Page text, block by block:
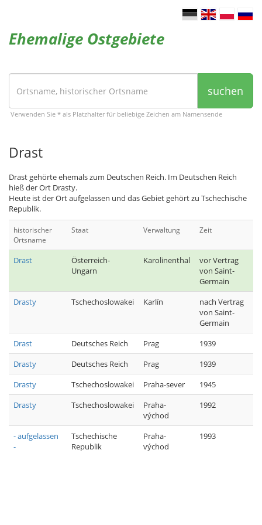
Ehemalige Ostgebiete
suchen
Verwenden Sie * als Platzhalter für beliebige Zeichen am Namensende
Drast
Drast gehörte ehemals zum Deutschen Reich. Im Deutschen Reich
hieß der Ort Drasty.
Heute ist der Ort aufgelassen und das Gebiet gehört zu Tschechische
Republik.
historischer
Ortsname
Staat Verwaltung Zeit
Drast
Österreich-
Ungarn
Karolinenthal
vor Vertrag
von Saint-
Germain
Drasty
Tschechoslowakei Karlín
nach Vertrag
von Saint-
Germain
Drast
Deutsches Reich Prag
1939
Drasty
Deutsches Reich Prag
1939
Drasty
Tschechoslowakei Praha-sever
1945
Drasty
Tschechoslowakei
Praha-
východ
1992
- aufgelassen
-
Tschechische
Republik
Praha-
východ
1993